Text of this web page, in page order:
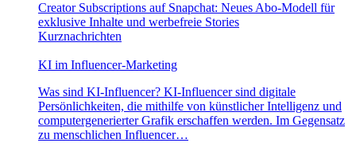
Creator Subscriptions auf Snapchat: Neues Abo-Modell für
exklusive Inhalte und werbefreie Stories
Kurznachrichten
KI im Influencer-Marketing
Was sind KI-Influencer? KI-Influencer sind digitale
Persönlichkeiten, die mithilfe von künstlicher Intelligenz und
computergenerierter Grafik erschaffen werden. Im Gegensatz
zu menschlichen Influencer…